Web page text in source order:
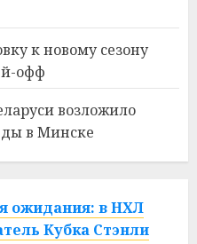
к новому сезону
офф
возложило
в Минске
ожидания: в НХЛ
Кубка Стэнли